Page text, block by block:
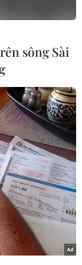
Trường
Hòa) đã bị
cá.
viên phát
đã phát
gây ra
của máy
cứu
thuyền viên
tàu và sử
Lê Anh Đôi
30 phút và
tàu cá bị
sông Sài